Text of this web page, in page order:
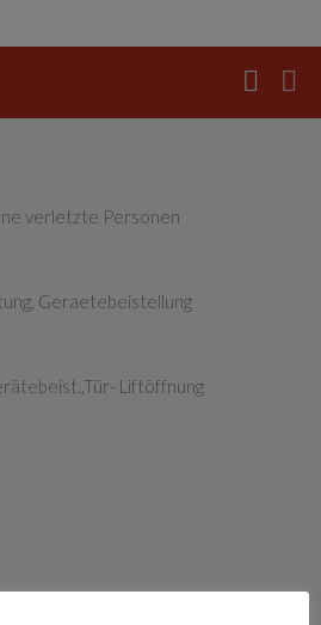
verletzte Personen
Geraetebeistellung
Liftöffnung